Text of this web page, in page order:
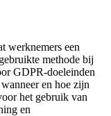
werknemers een
methode bij
GDPR-doeleinden
en hoe zijn
het gebruik van
en